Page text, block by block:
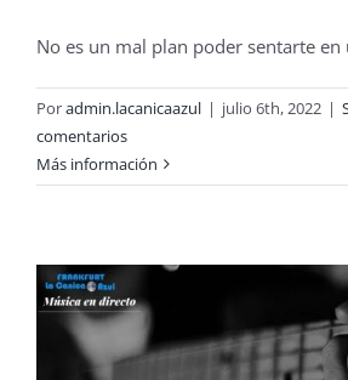
No es un mal plan poder sentarte en
Poradmin.lacanicaazul | julio 6th, 2022 |
comentarios
Más información